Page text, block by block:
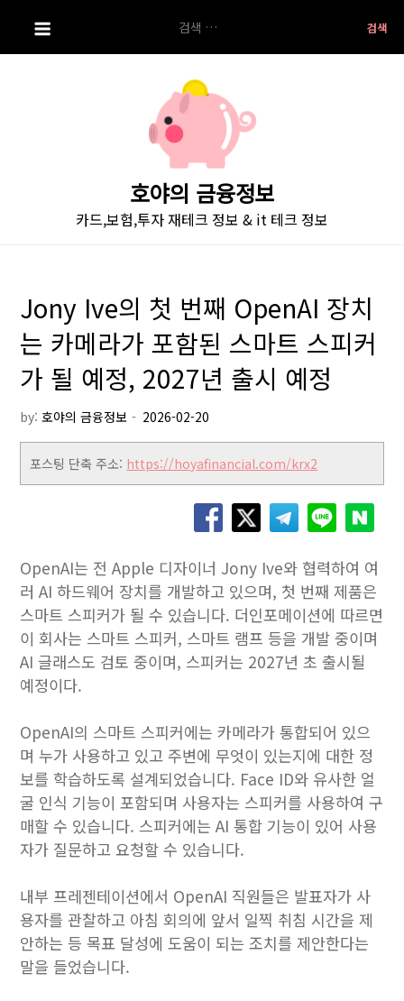
i
색:
호야의 금융정보
카드,보험,투자 재테크 정보 & it 테크 정보
Jony Ive의 첫 번째 OpenAI 장치
는 카메라가 포함된 스마트 스피커
가 될 예정, 2027년 출시 예정
by:호야의 금융정보
포스팅 단축 주소: https://hoyafinancial.com/krx2
OpenAI는 전 Apple 디자이너 Jony Ive와 협력하여 여
러 AI 하드웨어 장치를 개발하고 있으며, 첫 번째 제품은
스마트 스피커가 될 수 있습니다. 더인포메이션에 따르면
이 회사는 스마트 스피커, 스마트 램프 등을 개발 중이며
AI 글래스도 검토 중이며, 스피커는 2027년 초 출시될
예정이다.
OpenAI의 스마트 스피커에는 카메라가 통합되어 있으
며 누가 사용하고 있고 주변에 무엇이 있는지에 대한 정
보를 학습하도록 설계되었습니다. Face ID와 유사한 얼
굴 인식 기능이 포함되며 사용자는 스피커를 사용하여 구
매할 수 있습니다. 스피커에는 AI 통합 기능이 있어 사용
자가 질문하고 요청할 수 있습니다.
내부 프레젠테이션에서 OpenAI 직원들은 발표자가 사
용자를 관찰하고 아침 회의에 앞서 일찍 취침 시간을 제
안하는 등 목표 달성에 도움이 되는 조치를 제안한다는
말을 들었습니다.